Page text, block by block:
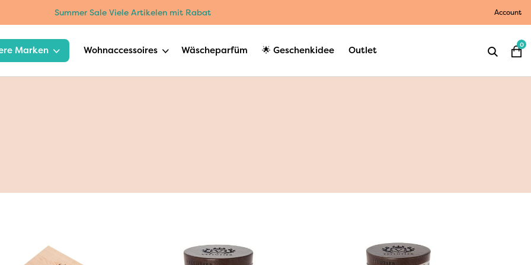
Summer Sale Viele Artikelen mit Rabat Account
Marken Wohnaccessoires Wäscheparfüm 🌟 Geschenkidee Outlet 0